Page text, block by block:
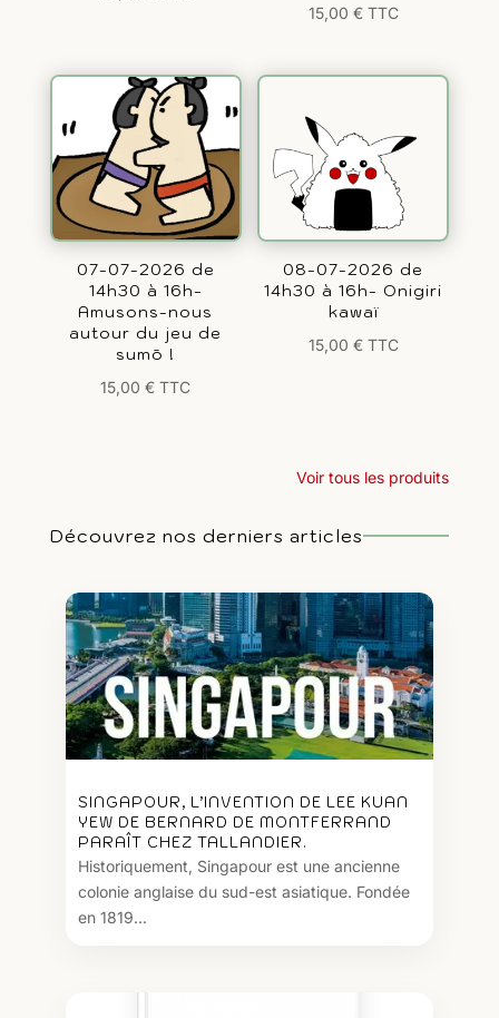
15,00 € TTC
07-07-2026 de
14h30 à 16h-
Amusons-nous
autour du jeu de
sumō !
15,00€ TTC
08-07-2026 de
14h30 à 16h- Onigiri
kawaï
15,00 € TTC
Voir tous les produits
Découvrez nos derniers articles
SINGAPOUR, L’INVENTION DE LEE KUAN
YEW DE BERNARD DE MONTFERRAND
PARAÎT CHEZ TALLANDIER.
Historiquement, Singapour est une ancienne
colonie anglaise du sud-est asiatique. Fondée
en 1819...